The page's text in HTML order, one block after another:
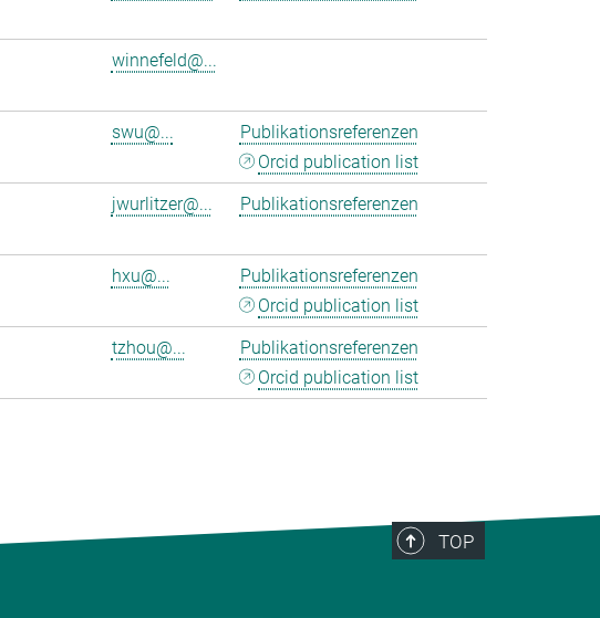
winnefeld@...
swu@...
Publikationsreferenzen
Orcid publication list
jwurlitzer@... Publikationsreferenzen
hxu@...
Publikationsreferenzen
Orcid publication list
tzhou@...
Publikationsreferenzen
Orcid publication list
TOP